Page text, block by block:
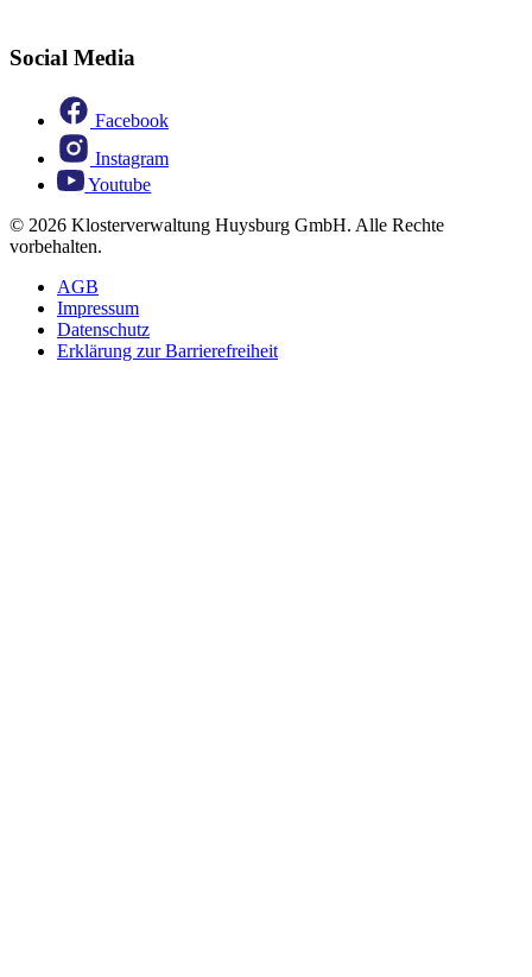
Social Media
Facebook
Instagram
Youtube
© 2026 Klosterverwaltung Huysburg GmbH. Alle Rechte
vorbehalten.
AGB
Impressum
Datenschutz
Erklärung zur Barrierefreiheit